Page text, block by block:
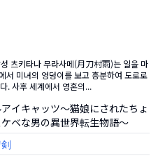
츠키타나 무라사메(月刀村雨)는 일을 마
서 미녀의 엉덩이를 보고 흥분하여 도로로
. 사후 세계에서 영혼의...
イキャッツ～猫娘にされたちょ
ベな男の異世界転生物語～